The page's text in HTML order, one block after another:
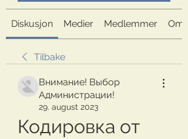
Diskusjon Medier Medlemmer Om
Tilbake
Внимание! Выбор
Администрации!
29. august 2023
Кодировка от